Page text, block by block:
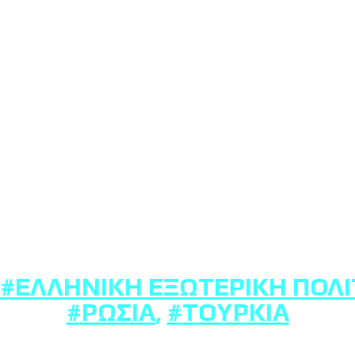
#ΕΛΛΗΝΙΚΉ ΕΞΩΤΕΡΙΚΉ
#ΡΩΣΊΑ, #ΤΟΥΡΚΊΑ